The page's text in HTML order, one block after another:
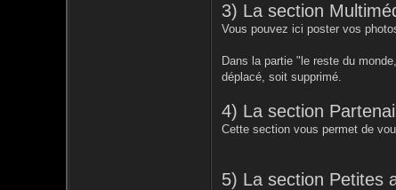
3) La section
Vous pouvez ici poster vos
Dans la partie "le reste du
déplacé, soit supprimé.
4) La section
Cette section vous permet de
5) La section Petites